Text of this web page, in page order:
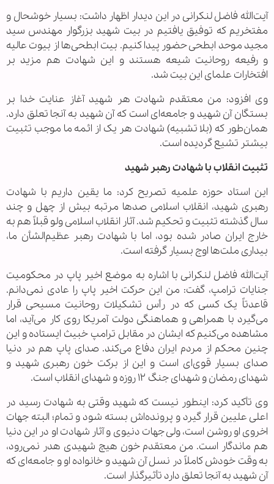
آیت‌الله فاضل لنکرانی در این دیدار اظهار داشت: بسیار خوشحال و
مفتخریم که توفیق یافتیم در بیت شهید بزرگوار مهندس سید
مجید موحد ابطحی حضور پیدا کنیم. بیت ابطحی‌ها از بیوت عالیه
و رفیعه روحانیت شیعه هستند و این شهادت هم مزید بر
افتخارات علمای این بیت شد.
وی افزود: من معتقدم شهادت هر شهید آغاز عنایت خدا بر
بستگان آن شهید و جامعه‌ای است که آن شهید به آنجا تعلق دارد.
همان‌طور که (بلا تشبیه) شهادت هر یک از ائمه ما موجب تثبیت
بیشتر تشیع گردیده است.
تثبیت انقلاب با شهادت رهبر شهید
این استاد حوزه علمیه تصریح کرد: ما یقین داریم با شهادت
رهبری شهید، انقلاب اسلامی صدها مرتبه بیش از چهل و چند
سال گذشته تثبیت و تحکیم شد. آثار انقلاب اسلامی ولو قبلاً هم به
خارج ایران صادر شده بود، اما با شهادت رهبر عظیم‌الشأن ما،
بیداری ملت‌ها اوج بسیار گرفته است.
آیت‌الله فاضل لنکرانی با اشاره به موضع اخیر پاپ در محکومیت
جنایات ترامپ، گفت: من این حرکت اخیر پاپ را عادی نمی‌دانم.
قاعدتاً یک کسی که در رأس تشکیلات روحانیت مسیحی قرار
می‌گیرد با همراهی و هماهنگی دولت آمریکا روی کار می‌آید، اما
مشاهده می‌کنیم که ایشان در مقابل ترامپ خبیث ایستاده و این
چنین محکم از مردم ایران دفاع می‌کند. صدای پاپ هم در دنیا
صدای بسیار قوی‌ای است و این از برکت خون رهبری شهید و
شهدای رمضان و شهدای جنگ ۱۲ روزه و شهدای انقلاب است.
وی تأکید کرد: اینطور نیست که شهید وقتی به شهادت رسید در
اعلی علیین قرار گیرد و پرونده‌اش بسته شود و تمام؛ البته جهات
اخروی او روشن است، ولی جهات دنیوی و آثار شهادت او در این دنیا
هم ماندگار است. من معتقدم خون هیچ شهیدی هدر نمی‌رود،
به وقت خودش کاملاً در نسل آن شهید و خانواده او و جامعه‌ای که
آن شهید به آنجا تعلق دارد تأثیرگذار است.